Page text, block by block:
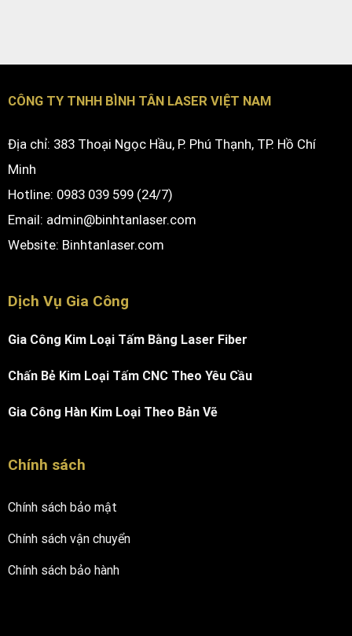
CÔNG TY TNHH BÌNH TÂN LASER VIỆT NAM
Địa chỉ: 383 Thoại Ngọc Hầu, P. Phú Thạnh, TP. Hồ Chí
Minh
Hotline: 0983 039 599 (24/7)
Email: admin@binhtanlaser.com
Website: Binhtanlaser.com
Dịch Vụ Gia Công
Gia Công Kim Loại Tấm Bằng Laser Fiber
Chấn Bẻ Kim Loại Tấm CNC Theo Yêu Cầu
Gia Công Hàn Kim Loại Theo Bản Vẽ
Chính sách
Chính sách bảo mật
Chính sách vận chuyển
Chính sách bảo hành